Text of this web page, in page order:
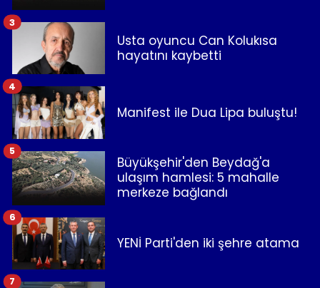
Usta oyuncu Can Kolukısa
hayatını kaybetti
3
Manifest ile Dua Lipa buluştu!
4
Büyükşehir'den Beydağ'a
ulaşım hamlesi: 5 mahalle
merkeze bağlandı
5
YENİ Parti'den iki şehre atama
6
7